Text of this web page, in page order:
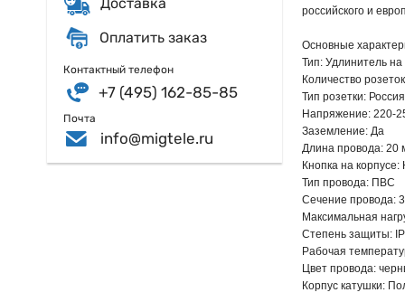
Оплатить заказ
Контактный телефон
+7 (495) 162-85-85
Почта
info@migtele.ru
российского и
Основные
Тип: Удлинитель на
Количество
Тип розетки:
Напряжение: 220-
Заземление: Да
Длина провода: 20
Кнопка на корпусе:
Тип провода: ПВС
Сечение провода:
Максимальная
Степень защиты:
Рабочая
Цвет провода:
Корпус катушки: